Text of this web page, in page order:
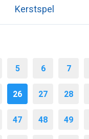
Kerstspel
5 6 7
26 27 28
47 48 49